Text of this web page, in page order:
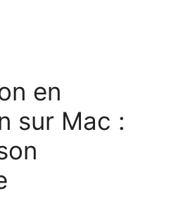
en
sur Mac :